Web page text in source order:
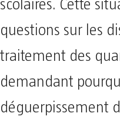
scolaires. Cette
questions sur les
traitement des
demandant
déguerpissement